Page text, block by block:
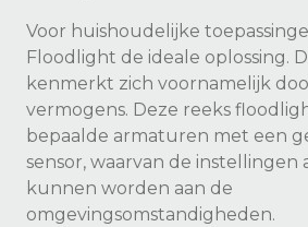
Voor huishoudelijke
Floodlight de ideale oplossing.
kenmerkt zich voornamelijk
vermogens. Deze reeks
bepaalde armaturen met een
sensor, waarvan de instellingen
kunnen worden aan de
omgevingsomstandigheden.